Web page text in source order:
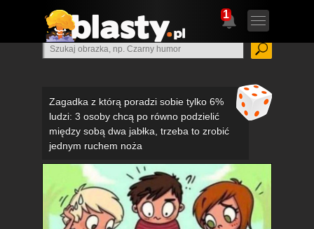
1
Zagadka z którą poradzi sobie tylko 6%
ludzi: 3 osoby chcą po równo podzielić
między sobą dwa jabłka, trzeba to zrobić
jednym ruchem noża